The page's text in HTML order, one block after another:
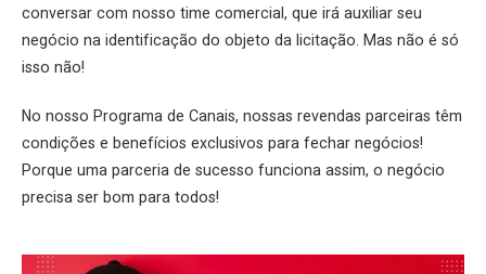
conversar com nosso time comercial, que irá auxiliar seu
negócio na identificação do objeto da licitação. Mas não é só
isso não!
No nosso Programa de Canais, nossas revendas parceiras têm
condições e benefícios exclusivos para fechar negócios!
Porque uma parceria de sucesso funciona assim, o negócio
precisa ser bom para todos!